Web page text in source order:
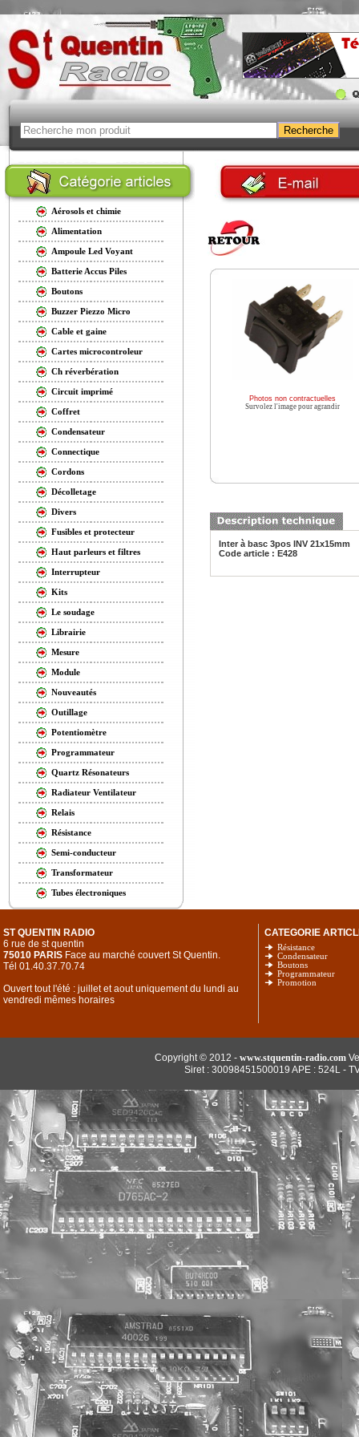
Aérosols et chimie
Alimentation
Ampoule Led Voyant
Batterie Accus Piles
Boutons
Buzzer Piezzo Micro
Cable et gaine
Cartes microcontroleur
Ch réverbération
Circuit imprimé
Coffret
Condensateur
Connectique
Cordons
Décolletage
Divers
Fusibles et protecteur
Haut parleurs et filtres
Interrupteur
Kits
Le soudage
Librairie
Mesure
Module
Nouveautés
Outillage
Potentiomètre
Programmateur
Quartz Résonateurs
Radiateur Ventilateur
Relais
Résistance
Semi-conducteur
Transformateur
Tubes électroniques
Photos non contractuelles
Survolez l'image pour agrandir
Inter à basc 3pos INV 21x15mm
Code article : E428
ST QUENTIN RADIO
6 rue de st quentin
75010 PARIS Face au marché couvert St Quentin.
Tél 01.40.37.70.74
Ouvert tout l'été : juillet et aout uniquement du lundi au
vendredi mêmes horaires
CATEGORIE
Résistance
Condensateur
Boutons
Programmateur
Promotion
Copyright © 2012 - www.stquentin-radio.com
Siret : 30098451500019 APE : 524L -